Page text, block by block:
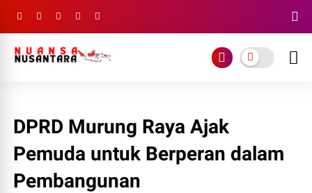
DPRD Murung Raya Ajak
Pemuda untuk Berperan dalam
Pembangunan